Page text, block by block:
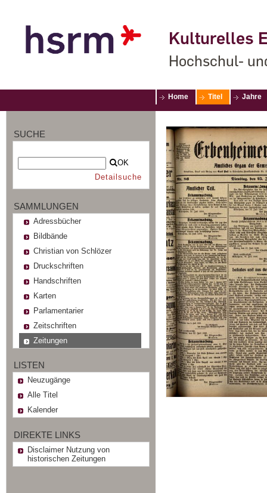
Kulturelles
Hochschul-
Home Titel Jahre
SUCHE
OK
Detailsuche
SAMMLUNGEN
Adressbücher
Bildbände
Christian von Schlözer
Druckschriften
Handschriften
Karten
Parlamentarier
Zeitschriften
Zeitungen
LISTEN
Neuzugänge
Alle Titel
Kalender
DIREKTE LINKS
Disclaimer Nutzung von
historischen Zeitungen